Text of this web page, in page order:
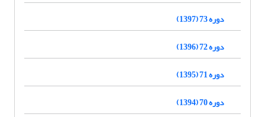
دوره 73 (1397)
دوره 72 (1396)
دوره 71 (1395)
دوره 70 (1394)